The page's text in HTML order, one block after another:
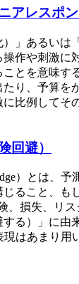
アレスポン
）」あるいは
作や刺激に
とを意味す
り、予算を
比例してそ
回避）
）とは、予
ること、も
、損失、リス
る）」に由
表現はあまり